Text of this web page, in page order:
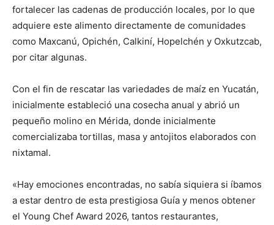
fortalecer las cadenas de producción locales, por lo que
adquiere este alimento directamente de comunidades
como Maxcanú, Opichén, Calkiní, Hopelchén y Oxkutzcab,
por citar algunas.
Con el fin de rescatar las variedades de maíz en Yucatán,
inicialmente estableció una cosecha anual y abrió un
pequeño molino en Mérida, donde inicialmente
comercializaba tortillas, masa y antojitos elaborados con
nixtamal.
«Hay emociones encontradas, no sabía siquiera si íbamos
a estar dentro de esta prestigiosa Guía y menos obtener
el Young Chef Award 2026, tantos restaurantes,